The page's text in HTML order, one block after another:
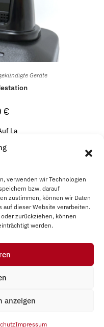
verwenden wir Technologien
bzw. darauf
zustimmen, können wir Daten
auf dieser Website verarbeiten.
zurückziehen, können
werden.
anzeigen
Impressum
Geräte
€
La
Vertrag widerrufen
2026